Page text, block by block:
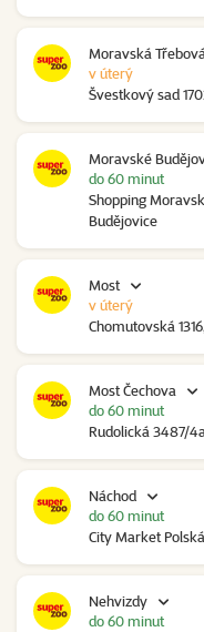
Moravská Třebová
Švestkový sad
v úterý
Moravské
Shopping
Budějovice
do 60 minut
Most
Chomutovská
v úterý
Most Čechova
Rudolická 3487/
do 60 minut
Náchod
City Market
do 60 minut
Nehvizdy
do 60 minut